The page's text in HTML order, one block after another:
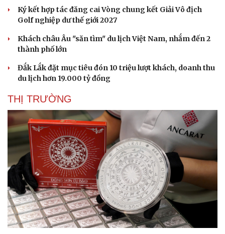
Cải chính
Ký kết hợp tác đăng cai Vòng chung kết Giải Vô địch
Golf nghiệp dư thế giới 2027
Khách châu Âu "săn tìm" du lịch Việt Nam, nhắm đến 2
thành phố lớn
Đắk Lắk đặt mục tiêu đón 10 triệu lượt khách, doanh thu
du lịch hơn 19.000 tỷ đồng
THỊ TRƯỜNG